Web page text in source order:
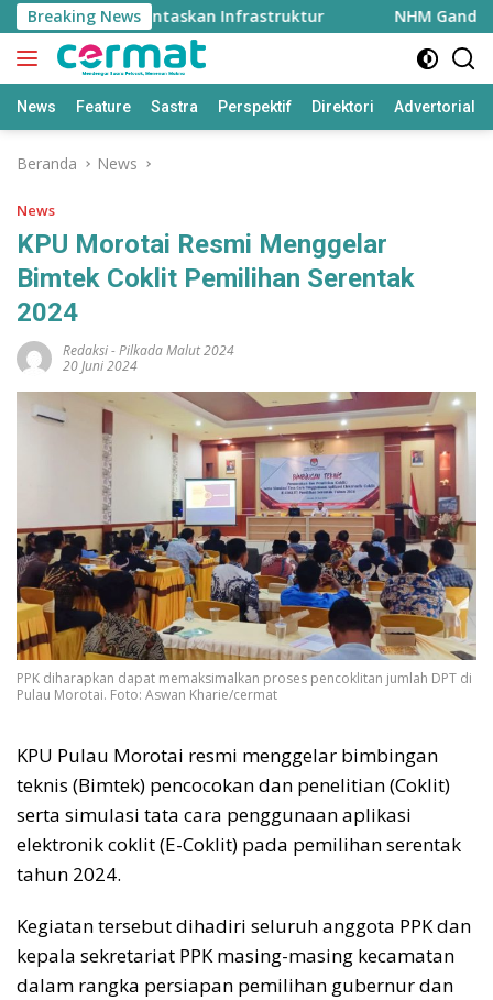
Langsung
ke
konten
Breaking News
untuk Tuntaskan Infrastruktur NHM Gandeng
News Feature Sastra Perspektif Direktori Advertorial
Beranda News
News
KPU Morotai Resmi Menggelar
Bimtek Coklit Pemilihan Serentak
2024
Redaksi-Pilkada Malut 2024
20 Juni 2024
PPK diharapkan dapat memaksimalkan proses pencoklitan jumlah DPT di
Pulau Morotai. Foto: Aswan Kharie/cermat
KPU Pulau Morotai resmi menggelar bimbingan
teknis (Bimtek) pencocokan dan penelitian (Coklit)
serta simulasi tata cara penggunaan aplikasi
elektronik coklit (E-Coklit) pada pemilihan serentak
tahun 2024.
Kegiatan tersebut dihadiri seluruh anggota PPK dan
kepala sekretariat PPK masing-masing kecamatan
dalam rangka persiapan pemilihan gubernur dan